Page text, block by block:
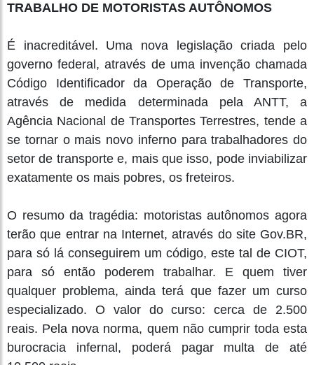
TRABALHO DE MOTORISTAS AUTÔNOMOS
É inacreditável. Uma nova legislação criada pelo
governo federal, através de uma invenção chamada
Código Identificador da Operação de Transporte,
através de medida determinada pela ANTT, a
Agência Nacional de Transportes Terrestres, tende a
se tornar o mais novo inferno para trabalhadores do
setor de transporte e, mais que isso, pode inviabilizar
exatamente os mais pobres, os freteiros.
O resumo da tragédia: motoristas autônomos agora
terão que entrar na Internet, através do site Gov.BR,
para só lá conseguirem um código, este tal de CIOT,
para só então poderem trabalhar. E quem tiver
qualquer problema, ainda terá que fazer um curso
especializado. O valor do curso: cerca de 2.500
reais. Pela nova norma, quem não cumprir toda esta
burocracia infernal, poderá pagar multa de até